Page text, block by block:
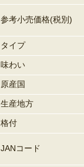
参考小売価格(税別)
タイプ
味わい
原産国
生産地方
格付
JANコード